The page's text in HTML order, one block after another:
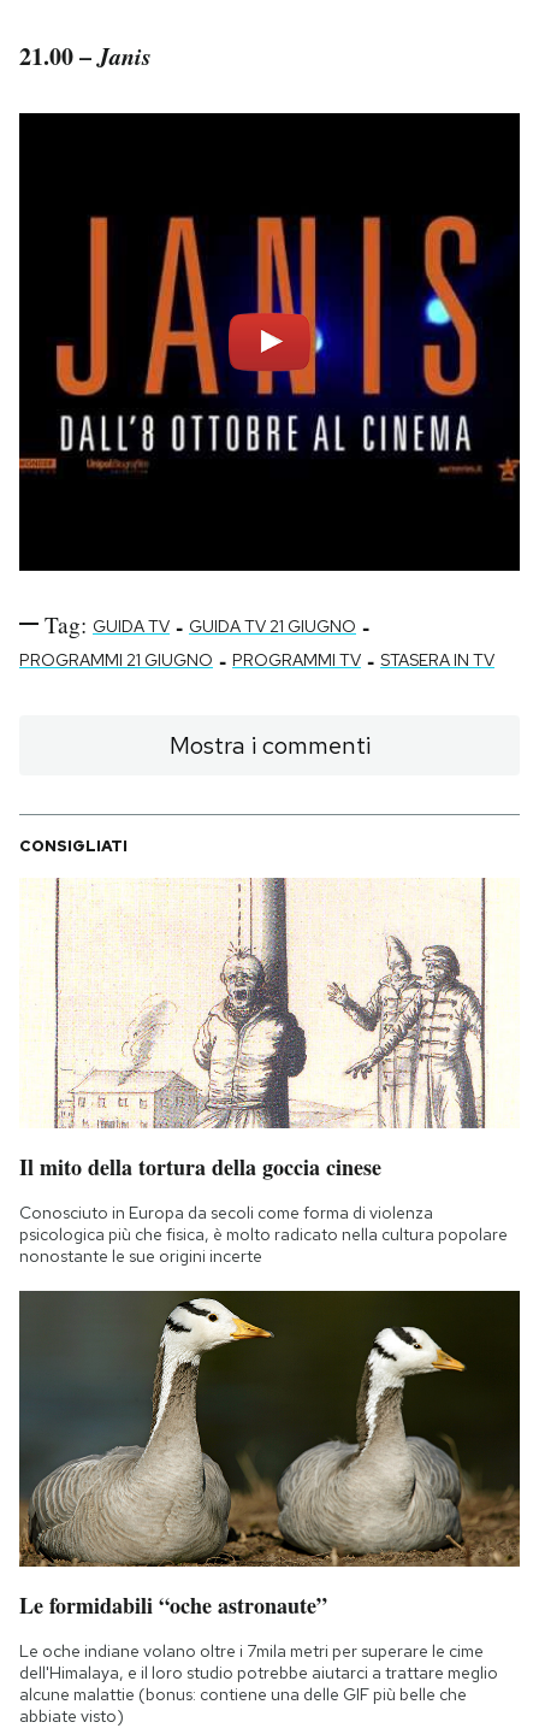
21.00 –Janis
Tag: GUIDA TV - GUIDA TV 21 GIUGNO -
PROGRAMMI 21 GIUGNO - PROGRAMMI TV - STASERA IN TV
Mostra i commenti
CONSIGLIATI
Il mito della tortura della goccia cinese
Conosciuto in Europa da secoli come forma di violenza
psicologica più che fisica, è molto radicato nella cultura popolare
nonostante le sue origini incerte
Le formidabili “oche astronaute”
Le oche indiane volano oltre i 7mila metri per superare le cime
dell'Himalaya, e il loro studio potrebbe aiutarci a trattare meglio
alcune malattie (bonus: contiene una delle GIF più belle che
abbiate visto)